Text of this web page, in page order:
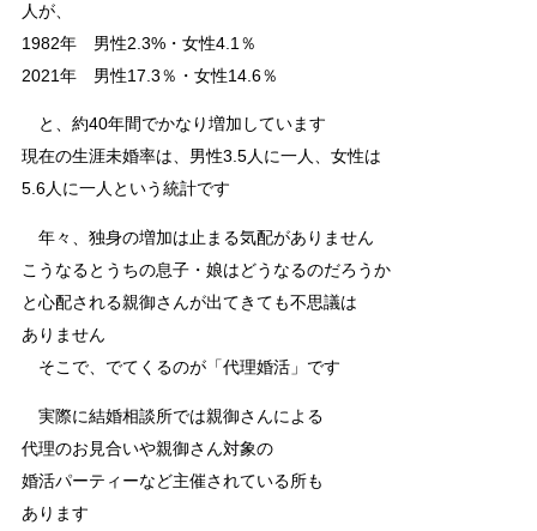
人が、
1982年 男性2.3%・女性4.1％
2021年 男性17.3％・女性14.6％
と、約40年間でかなり増加しています
現在の生涯未婚率は、男性3.5人に一人、女性は
5.6人に一人という統計です
年々、独身の増加は止まる気配がありません
こうなるとうちの息子・娘はどうなるのだろうか
と心配される親御さんが出てきても不思議は
ありません
そこで、でてくるのが「代理婚活」です
実際に結婚相談所では親御さんによる
代理のお見合いや親御さん対象の
婚活パーティーなど主催されている所も
あります